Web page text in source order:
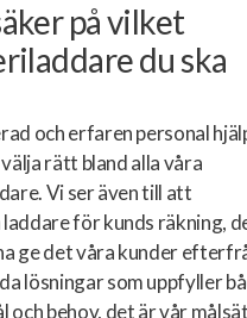
på vilket
du ska
och erfaren personal
rätt bland alla våra
Vi ser även till att
laddare för kunds räkning,
ge det våra kunder
lösningar som uppfyller
och behov, det är vår